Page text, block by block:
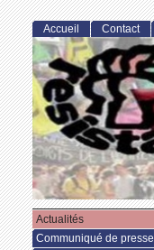
Accueil Contact
Actualités
Communiqué de presse